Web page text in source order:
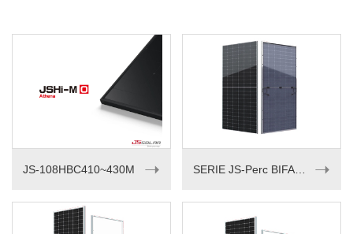
JS-108HBC410~430M ➝ SERIE JS-Perc BIFACCIALE 535-550W ➝